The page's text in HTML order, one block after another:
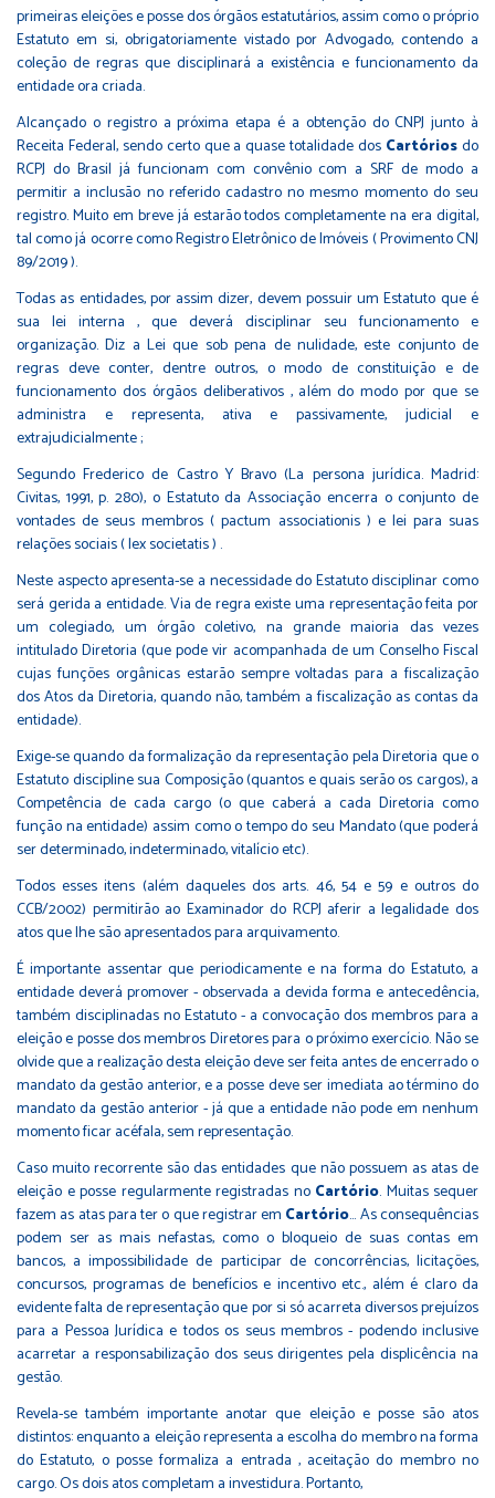
primeiras eleições e posse dos órgãos estatutários, assim como o próprio
Estatuto em si, obrigatoriamente vistado por Advogado, contendo a
coleção de regras que disciplinará a existência e funcionamento da
entidade ora criada.
Alcançado o registro a próxima etapa é a obtenção do CNPJ junto à
Receita Federal, sendo certo que a quase totalidade dos Cartóriosdo
RCPJ do Brasil já funcionam com convênio com a SRF de modo a
permitir a inclusão no referido cadastro no mesmo momento do seu
registro. Muito em breve já estarão todos completamente na era digital,
tal como já ocorre como Registro Eletrônico de Imóveis ( Provimento CNJ
89/2019 ).
Todas as entidades, por assim dizer, devem possuir um Estatuto que é
sua lei interna , que deverá disciplinar seu funcionamento e
organização. Diz a Lei que sob pena de nulidade, este conjunto de
regras deve conter, dentre outros, o modo de constituição e de
funcionamento dos órgãos deliberativos , além do modo por que se
administra e representa, ativa e passivamente, judicial e
extrajudicialmente ;
Segundo Frederico de Castro Y Bravo (La persona jurídica. Madrid:
Civitas, 1991, p. 280), o Estatuto da Associação encerra o conjunto de
vontades de seus membros ( pactum associationis ) e lei para suas
relações sociais ( lex societatis ) .
Neste aspecto apresenta-se a necessidade do Estatuto disciplinar como
será gerida a entidade. Via de regra existe uma representação feita por
um colegiado, um órgão coletivo, na grande maioria das vezes
intitulado Diretoria (que pode vir acompanhada de um Conselho Fiscal
cujas funções orgânicas estarão sempre voltadas para a fiscalização
dos Atos da Diretoria, quando não, também a fiscalização as contas da
entidade).
Exige-se quando da formalização da representação pela Diretoria que o
Estatuto discipline sua Composição (quantos e quais serão os cargos), a
Competência de cada cargo (o que caberá a cada Diretoria como
função na entidade) assim como o tempo do seu Mandato (que poderá
ser determinado, indeterminado, vitalício etc).
Todos esses itens (além daqueles dos arts. 46, 54 e 59 e outros do
CCB/2002) permitirão ao Examinador do RCPJ aferir a legalidade dos
atos que lhe são apresentados para arquivamento.
É importante assentar que periodicamente e na forma do Estatuto, a
entidade deverá promover - observada a devida forma e antecedência,
também disciplinadas no Estatuto - a convocação dos membros para a
eleição e posse dos membros Diretores para o próximo exercício. Não se
olvide que a realização desta eleição deve ser feita antes de encerrado o
mandato da gestão anterior, e a posse deve ser imediata ao término do
mandato da gestão anterior - já que a entidade não pode em nenhum
momento ficar acéfala, sem representação.
Caso muito recorrente são das entidades que não possuem as atas de
eleição e posse regularmente registradas no Cartório. Muitas sequer
fazem as atas para ter o que registrar em Cartório... As consequências
podem ser as mais nefastas, como o bloqueio de suas contas em
bancos, a impossibilidade de participar de concorrências, licitações,
concursos, programas de benefícios e incentivo etc., além é claro da
evidente falta de representação que por si só acarreta diversos prejuízos
para a Pessoa Jurídica e todos os seus membros - podendo inclusive
acarretar a responsabilização dos seus dirigentes pela displicência na
gestão.
Revela-se também importante anotar que eleição e posse são atos
distintos: enquanto a eleição representa a escolha do membro na forma
do Estatuto, o posse formaliza a entrada , aceitação do membro no
cargo. Os dois atos completam a investidura. Portanto,